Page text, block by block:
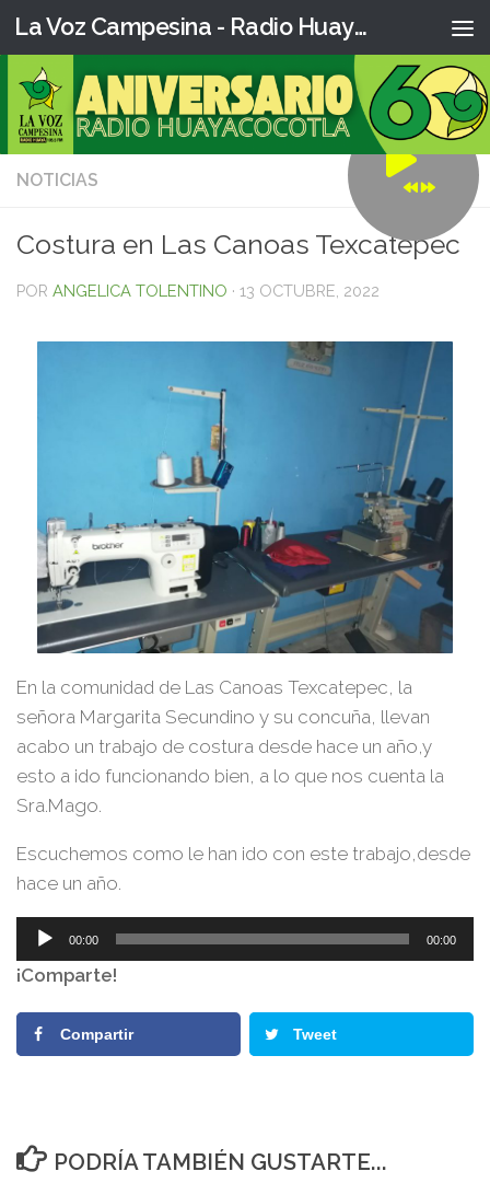
La Voz Campesina - Radio Huaya
NOTICIAS
Costura en Las Canoas Texcatepec
POR ANGELICA TOLENTINO · 13 OCTUBRE, 2022
En la comunidad de Las Canoas Texcatepec, la
señora Margarita Secundino y su concuña, llevan
acabo un trabajo de costura desde hace un año,y
esto a ido funcionando bien, a lo que nos cuenta la
Sra.Mago.
Escuchemos como le han ido con este trabajo,desde
hace un año.
Reproductor
de
audio
00:00 00:00
¡Comparte!
Compartir Tweet
PODRÍA TAMBIÉN GUSTARTE...